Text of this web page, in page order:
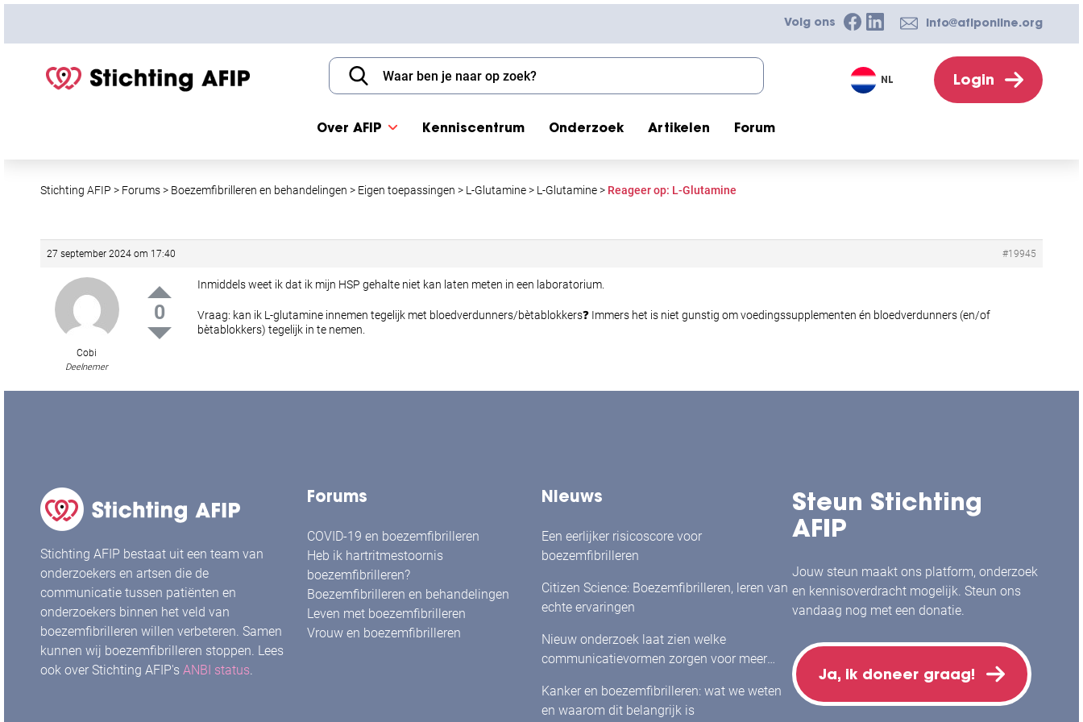
S
Volg ons info@afiponline.org
Over AFIP Kenniscentrum Onderzoek Artikelen Forum
Login
NL
Stichting AFIP > Forums> Boezemfibrilleren en behandelingen > Eigen toepassingen > L-Glutamine> L-Glutamine> Reageer op: L-Glutamine
27 september 2024 om 17:40 #19945
Cobi
Deelnemer
0
Inmiddels weet ik dat ik mijn HSP gehalte niet kan laten meten in een laboratorium.
Vraag: kan ik L-glutamine innemen tegelijk met bloedverdunners/bètablokkers❓ Immers het is niet gunstig om voedingssupplementen én bloedverdunners (en/of
bètablokkers) tegelijk in te nemen.
Stichting AFIP bestaat uit een team van
onderzoekers en artsen die de
communicatie tussen patiënten en
onderzoekers binnen het veld van
boezemfibrilleren willen verbeteren. Samen
kunnen wij boezemfibrilleren stoppen. Lees
ook over Stichting AFIP's ANBI status.
Forums
COVID-19 en boezemfibrilleren
Heb ik hartritmestoornis
boezemfibrilleren?
Boezemfibrilleren en behandelingen
Leven met boezemfibrilleren
Vrouw en boezemfibrilleren
Nieuws
Een eerlijker risicoscore voor
boezemfibrilleren
Citizen Science: Boezemfibrilleren, leren van
echte ervaringen
Nieuw onderzoek laat zien welke
communicatievormen zorgen voor meer
met boezemfibrilleren
Kanker en boezemfibrilleren: wat we weten
en waarom dit belangrijk is
Steun Stichting
AFIP
Jouw steun maakt ons platform, onderzoek
en kennisoverdracht mogelijk. Steun ons
vandaag nog met een donatie.
Ja, ik doneer graag!